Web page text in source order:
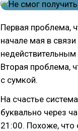
Первая проблема,
начале мая в
Вторая проблема,
с сумкой.
На счастье
буквально через
21:00. Похоже, что